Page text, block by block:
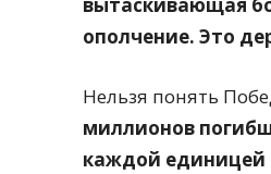
вытаскивающая
ополчение. Это
Нельзя понять
миллионов
каждой единицей